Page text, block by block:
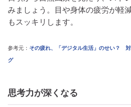
みましょう。目や身体の疲労が軽
もスッキリします。
参考元： その疲れ、「デジタル生活」のせい？
グ
思考力が深くなる